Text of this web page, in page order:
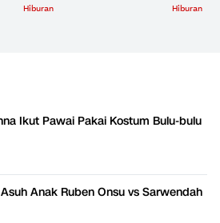
Hiburan Hiburan
Ikut Pawai Pakai Kostum Bulu-bulu
Anak Ruben Onsu vs Sarwendah